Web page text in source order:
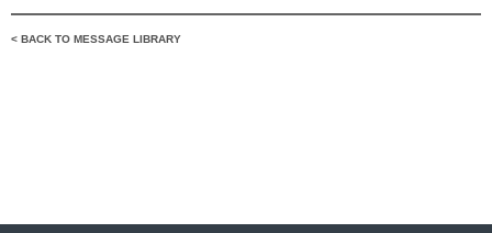
< BACK TO MESSAGE LIBRARY